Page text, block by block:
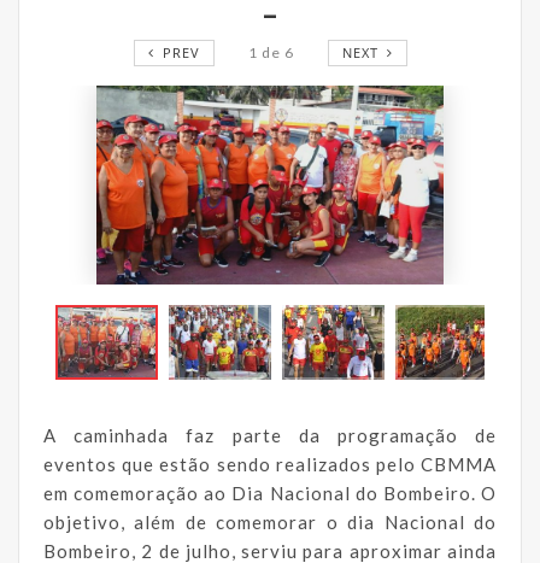
PREV 1 de 6 NEXT
A caminhada faz parte da programação de
eventos que estão sendo realizados pelo CBMMA
em comemoração ao Dia Nacional do Bombeiro. O
objetivo, além de comemorar o dia Nacional do
Bombeiro, 2 de julho, serviu para aproximar ainda